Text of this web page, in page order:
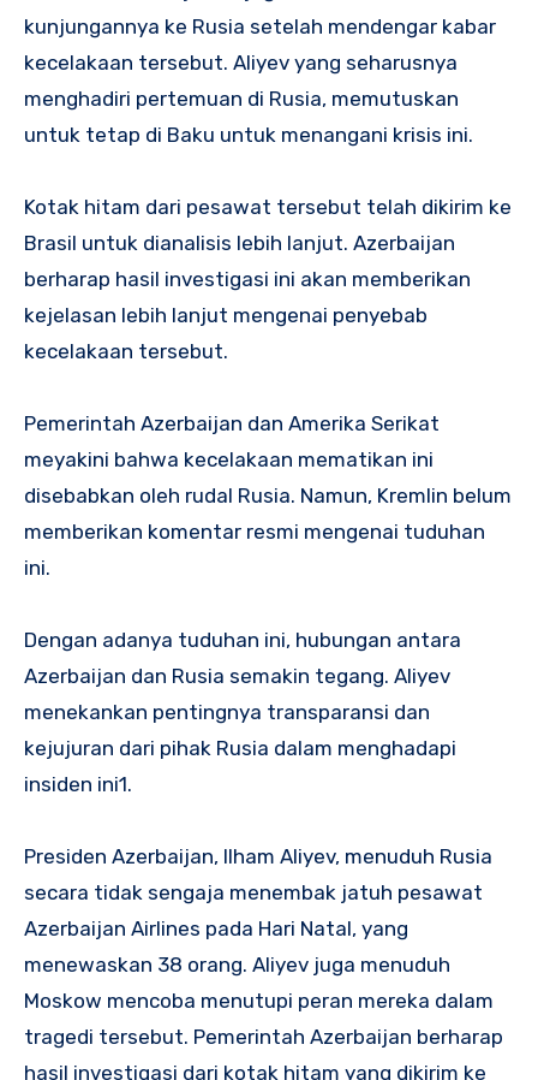
kunjungannya ke Rusia setelah mendengar kabar
kecelakaan tersebut. Aliyev yang seharusnya
menghadiri pertemuan di Rusia, memutuskan
untuk tetap di Baku untuk menangani krisis ini.
Kotak hitam dari pesawat tersebut telah dikirim ke
Brasil untuk dianalisis lebih lanjut. Azerbaijan
berharap hasil investigasi ini akan memberikan
kejelasan lebih lanjut mengenai penyebab
kecelakaan tersebut.
Pemerintah Azerbaijan dan Amerika Serikat
meyakini bahwa kecelakaan mematikan ini
disebabkan oleh rudal Rusia. Namun, Kremlin belum
memberikan komentar resmi mengenai tuduhan
ini.
Dengan adanya tuduhan ini, hubungan antara
Azerbaijan dan Rusia semakin tegang. Aliyev
menekankan pentingnya transparansi dan
kejujuran dari pihak Rusia dalam menghadapi
insiden ini1.
Presiden Azerbaijan, Ilham Aliyev, menuduh Rusia
secara tidak sengaja menembak jatuh pesawat
Azerbaijan Airlines pada Hari Natal, yang
menewaskan 38 orang. Aliyev juga menuduh
Moskow mencoba menutupi peran mereka dalam
tragedi tersebut. Pemerintah Azerbaijan berharap
hasil investigasi dari kotak hitam yang dikirim ke